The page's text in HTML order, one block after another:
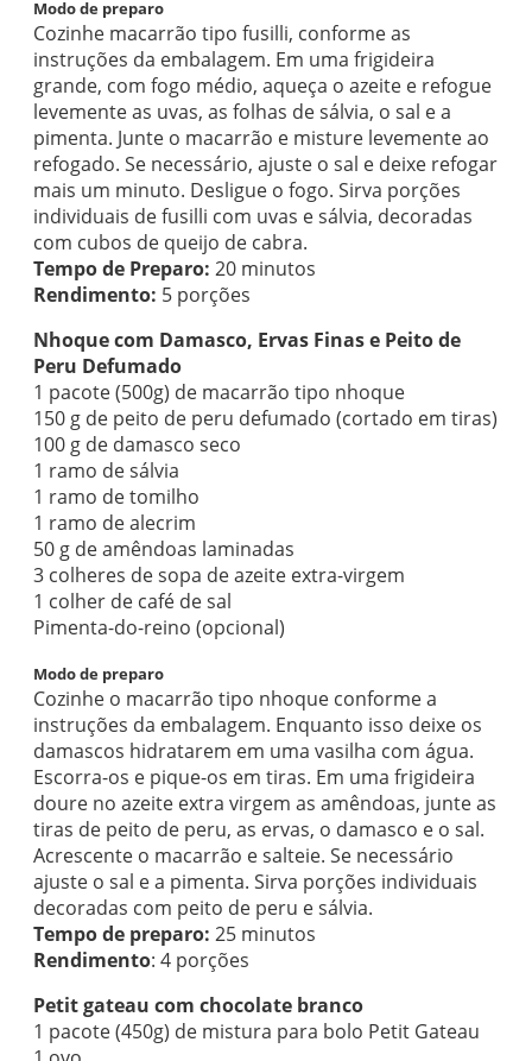
Modo de preparo
Cozinhe macarrão tipo fusilli, conforme as
instruções da embalagem. Em uma frigideira
grande, com fogo médio, aqueça o azeite e refogue
levemente as uvas, as folhas de sálvia, o sal e a
pimenta. Junte o macarrão e misture levemente ao
refogado. Se necessário, ajuste o sal e deixe refogar
mais um minuto. Desligue o fogo. Sirva porções
individuais de fusilli com uvas e sálvia, decoradas
com cubos de queijo de cabra.
Tempo de Preparo: 20 minutos
Rendimento: 5 porções
Nhoque com Damasco, Ervas Finas e Peito de
Peru Defumado
1 pacote (500g) de macarrão tipo nhoque
150 g de peito de peru defumado (cortado em tiras)
100 g de damasco seco
1 ramo de sálvia
1 ramo de tomilho
1 ramo de alecrim
50 g de amêndoas laminadas
3 colheres de sopa de azeite extra-virgem
1 colher de café de sal
Pimenta-do-reino (opcional)
Modo de preparo
Cozinhe o macarrão tipo nhoque conforme a
instruções da embalagem. Enquanto isso deixe os
damascos hidratarem em uma vasilha com água.
Escorra-os e pique-os em tiras. Em uma frigideira
doure no azeite extra virgem as amêndoas, junte as
tiras de peito de peru, as ervas, o damasco e o sal.
Acrescente o macarrão e salteie. Se necessário
ajuste o sal e a pimenta. Sirva porções individuais
decoradas com peito de peru e sálvia.
Tempo de preparo: 25 minutos
Rendimento: 4 porções
Petit gateau com chocolate branco
1 pacote (450g) de mistura para bolo Petit Gateau